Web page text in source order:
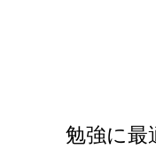
勉強に最